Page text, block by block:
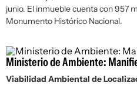
junio. El inmueble cuenta con 957
Monumento Histórico Nacional.
Ministerio de Ambiente:
Viabilidad Ambiental de